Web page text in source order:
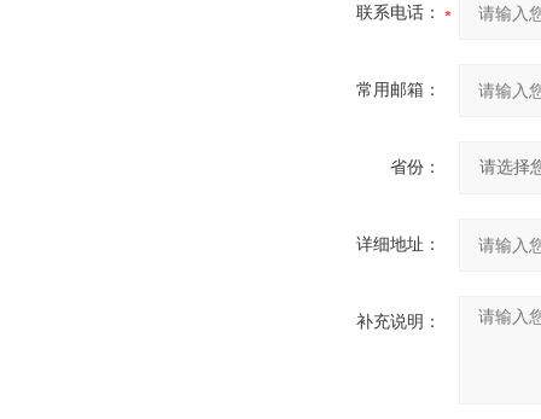
联系电话：
常用邮箱：
省份：
详细地址：
补充说明：